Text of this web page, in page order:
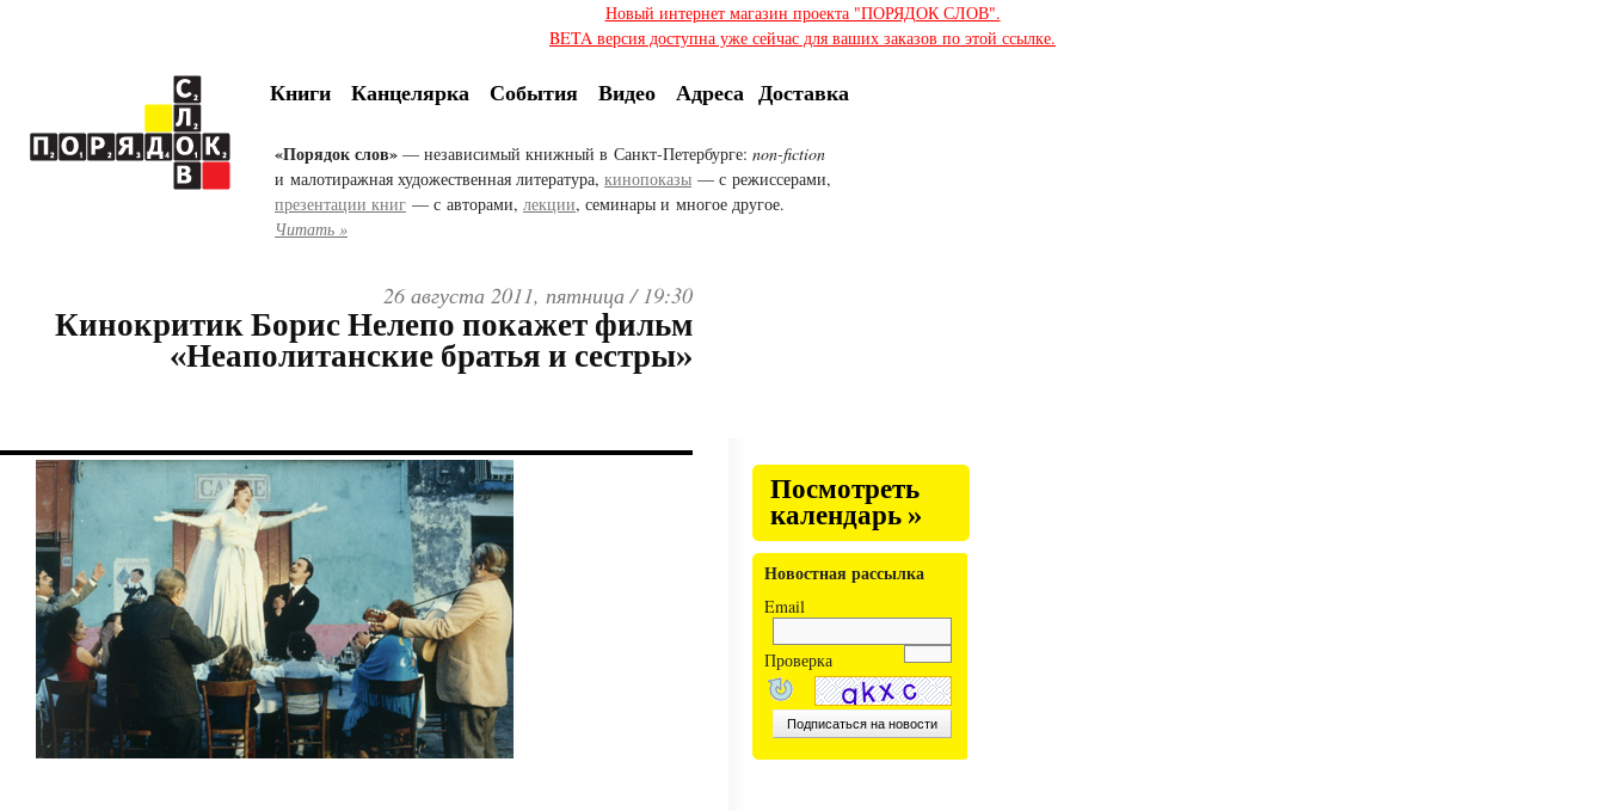
Новый интернет магазин проекта "ПОРЯДОК СЛОВ".
BETA версия доступна уже сейчас для ваших заказов по этой ссылке.
Книги Канцелярка События Видео Адреса Доставка
«Порядок слов» — независимый книжный в Санкт-Петербурге: non-fiction
и малотиражная художественная литература, кинопоказы — с режиссерами,
презентации книг — с авторами, лекции, семинары и многое другое.
Читать »
26 августа 2011, пятница /19:30
Кинокритик Борис Нелепо покажет фильм
«Неаполитанские братья и сестры»
Посмотреть
календарь »
Новостная рассылка
Email
Проверка